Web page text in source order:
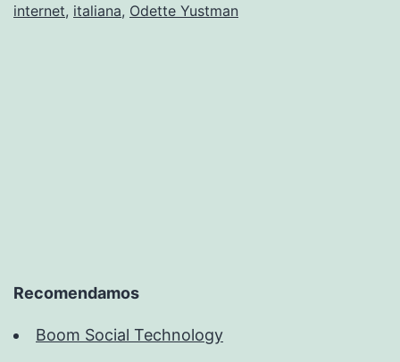
internet, italiana, Odette Yustman
Recomendamos
Boom Social Technology